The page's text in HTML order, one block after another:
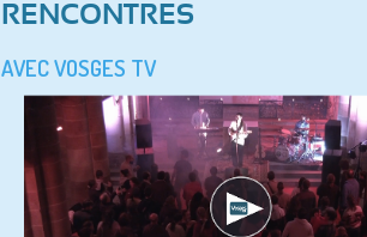
RENCONTRES
AVEC VOSGES TV